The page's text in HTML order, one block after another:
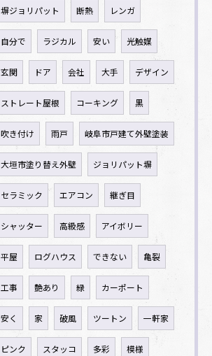
塀ジョリパット 断熱 レンガ
自分で ラジカル 安い 光触媒
玄関 ドア 会社 大手 デザイン
ストレート屋根 コーキング 黒
吹き付け 雨戸 岐阜市戸建て外壁塗装
大垣市塗り替え外壁 ジョリパット塀
セラミック エアコン 継ぎ目
シャッター 高級感 アイボリー
平屋 ログハウス できない 亀裂
工事 艶あり 緑 カーポート
安く 家 破風 ツートン 一軒家
ピンク スタッコ 多彩 模様